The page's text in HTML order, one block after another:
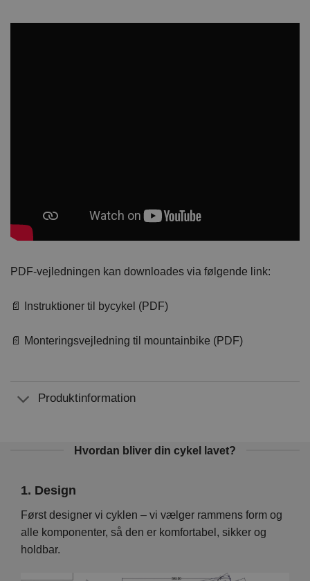
PDF-vejledningen kan downloades via følgende link:
📄 Instruktioner til bycykel (PDF)
📄 Monteringsvejledning til mountainbike (PDF)
Produktinformation
Hvordan bliver din cykel lavet?
1. Design
Først designer vi cyklen – vi vælger rammens form og
alle komponenter, så den er komfortabel, sikker og
holdbar.